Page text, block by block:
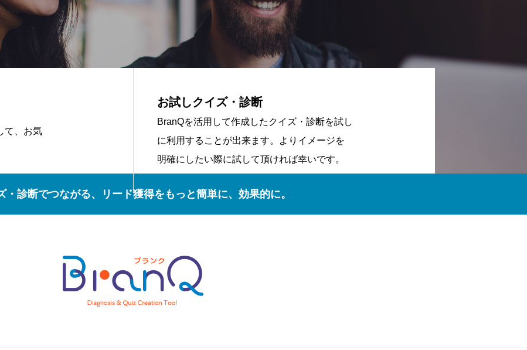
て、お気
お試しクイズ・診断
BranQを活用して作成したクイズ・診断を試し
に利用することが出来ます。よりイメージを
明確にしたい際に試して頂ければ幸いです。
・診断でつながる、リード獲得をもっと簡単に、効果的に。